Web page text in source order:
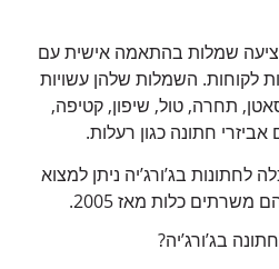
שמלות בהתאמה אישית עם
לקוחות. השמלות שלהן עשויות
תחרה, טול, שיפון, קטיפה,
חתונה כגון רעלות.
בג’ורג’יה ניתן למצוא
בג’ורג’יה?